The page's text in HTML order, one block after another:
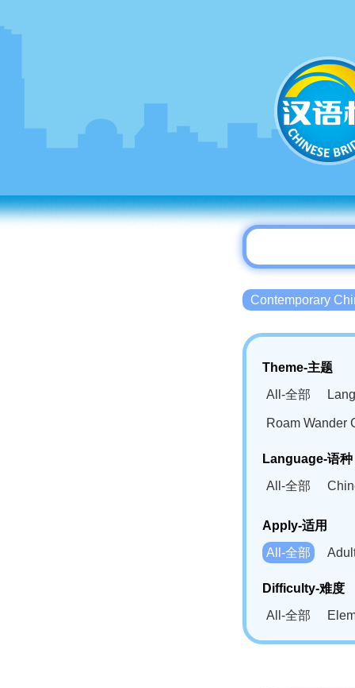
Contemporary
Theme-主题
All-全部
Roam Wander
Language-语种
All-全部
Bahasa
Swahili(SW)-
Apply-适用
All-全部
Difficulty-难度
All-全部